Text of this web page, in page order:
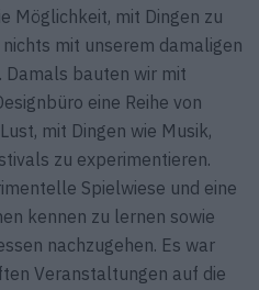
Möglichkeit, mit Dingen zu
mit unserem damaligen
bauten wir mit
eine Reihe von
mit Dingen wie Musik,
zu experimentieren.
Spielwiese und eine
­kennen zu lernen sowie
nachzugehen. Es war
Veranstaltungen auf die